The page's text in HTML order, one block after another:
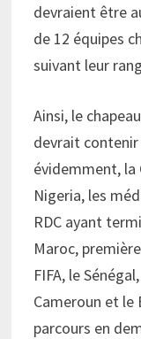
devraient être
de 12 équipes
suivant leur
Ainsi, le
devrait
évidemment, la
Nigeria, les
RDC ayant
Maroc,
FIFA, le
Cameroun et le
parcours en